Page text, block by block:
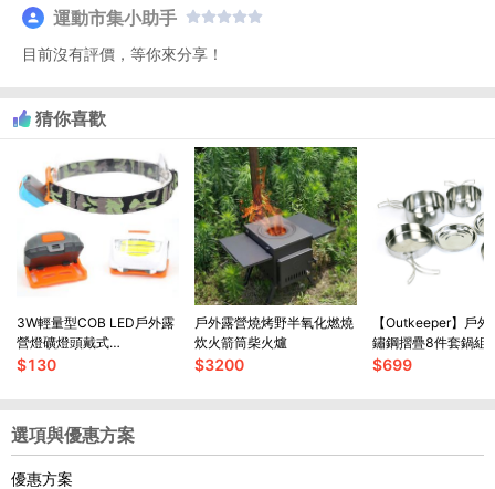
運動市集小助手
目前沒有評價，等你來分享！
猜你喜歡
3W輕量型COB LED戶外露
營燈礦燈頭戴式
【SV6948】
$130
戶外露營燒烤野半氧化燃燒
炊火箭筒柴火爐
$3200
【Outkeeper】戶
鏽鋼摺疊8件套鍋組
$699
選項與優惠方案
優惠方案